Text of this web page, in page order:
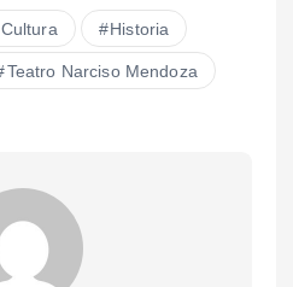
Cultura Historia
Teatro Narciso Mendoza